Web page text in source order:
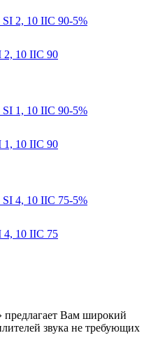
-5%
2, 10 IIC 90
-5%
1, 10 IIC 90
-5%
4, 10 IIC 75
предлагает Вам широкий
звука не требующих